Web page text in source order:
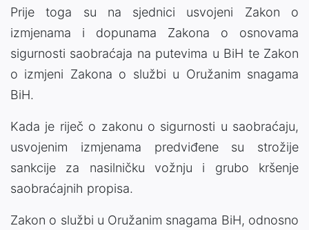
Prije toga su na sjednici usvojeni Zakon o
izmjenama i dopunama Zakona o osnovama
sigurnosti saobraćaja na putevima u BiH te Zakon
o izmjeni Zakona o službi u Oružanim snagama
BiH.
Kada je riječ o zakonu o sigurnosti u saobraćaju,
usvojenim izmjenama predviđene su strožije
sankcije za nasilničku vožnju i grubo kršenje
saobraćajnih propisa.
Zakon o službi u Oružanim snagama BiH, odnosno